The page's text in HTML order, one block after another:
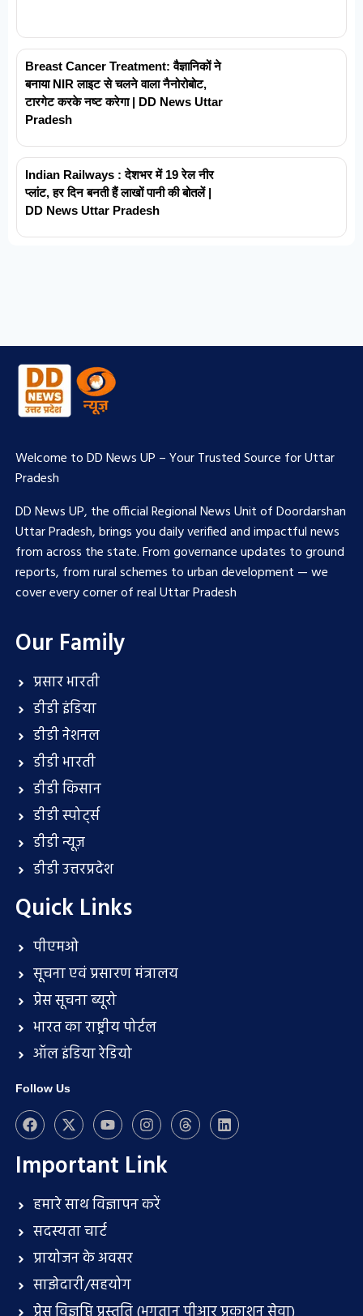
Breast Cancer Treatment: वैज्ञानिकों ने
बनाया NIR लाइट से चलने वाला नैनोरोबोट,
टारगेट करके नष्ट करेगा | DD News Uttar
Pradesh
Indian Railways : देशभर में 19 रेल नीर
प्लांट, हर दिन बनती हैं लाखों पानी की बोतलें |
DD News Uttar Pradesh
Welcome to DD News UP – Your Trusted Source for Uttar
Pradesh
DD News UP, the official Regional News Unit of Doordarshan
Uttar Pradesh, brings you daily verified and impactful news
from across the state. From governance updates to ground
reports, from rural schemes to urban development — we
cover every corner of real Uttar Pradesh
Our Family
प्रसार भारती
डीडी इंडिया
डीडी नेशनल
डीडी भारती
डीडी किसान
डीडी स्पोर्ट्स
डीडी न्यूज़
डीडी उत्तरप्रदेश
Quick Links
पीएमओ
सूचना एवं प्रसारण मंत्रालय
प्रेस सूचना ब्यूरो
भारत का राष्ट्रीय पोर्टल
ऑल इंडिया रेडियो
Follow Us
Important Link
हमारे साथ विज्ञापन करें
सदस्यता चार्ट
प्रायोजन के अवसर
साझेदारी/सहयोग